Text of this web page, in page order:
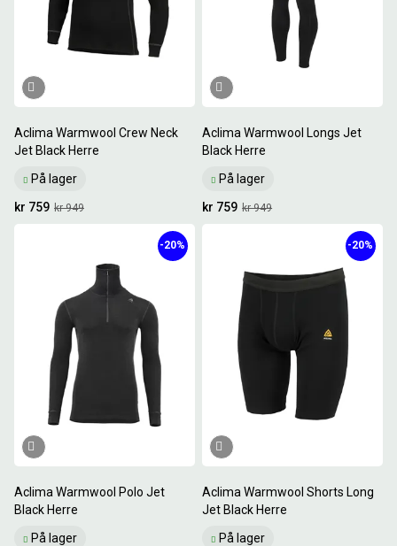
Aclima Warmwool Crew Neck
Jet Black Herre
På lager
kr 949
kr 759
Aclima Warmwool Longs Jet
Black Herre
På lager
kr 949
kr 759
Aclima Warmwool Polo Jet
Black Herre
På lager
-20%
Aclima Warmwool Shorts Long
Jet Black Herre
På lager
-20%